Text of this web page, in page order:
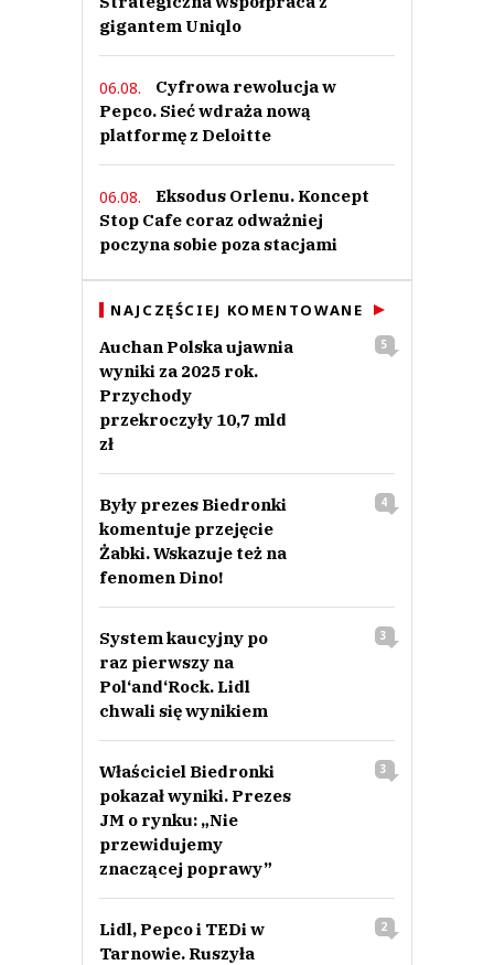
gigantem Uniqlo
06.08.
Cyfrowa rewolucja w
Pepco. Sieć wdraża nową
platformę z Deloitte
06.08.
Eksodus Orlenu. Koncept
Stop Cafe coraz odważniej
poczyna sobie poza stacjami
NAJCZĘŚCIEJ KOMENTOWANE
Auchan Polska ujawnia
wyniki za 2025 rok.
Przychody
przekroczyły 10,7 mld
zł
5
Były prezes Biedronki
komentuje przejęcie
Żabki. Wskazuje też na
fenomen Dino!
4
System kaucyjny po
raz pierwszy na
Pol‘and‘Rock. Lidl
chwali się wynikiem
3
Właściciel Biedronki
pokazał wyniki. Prezes
JM o rynku: „Nie
przewidujemy
znaczącej poprawy”
3
Lidl, Pepco i TEDi w
Tarnowie. Ruszyła
2